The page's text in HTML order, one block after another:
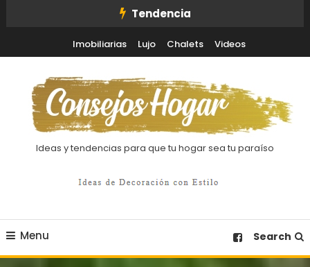
Tendencia
Imobiliarias Lujo Chalets Videos
Ideas y tendencias para que tu hogar sea tu paraíso
Menu Search